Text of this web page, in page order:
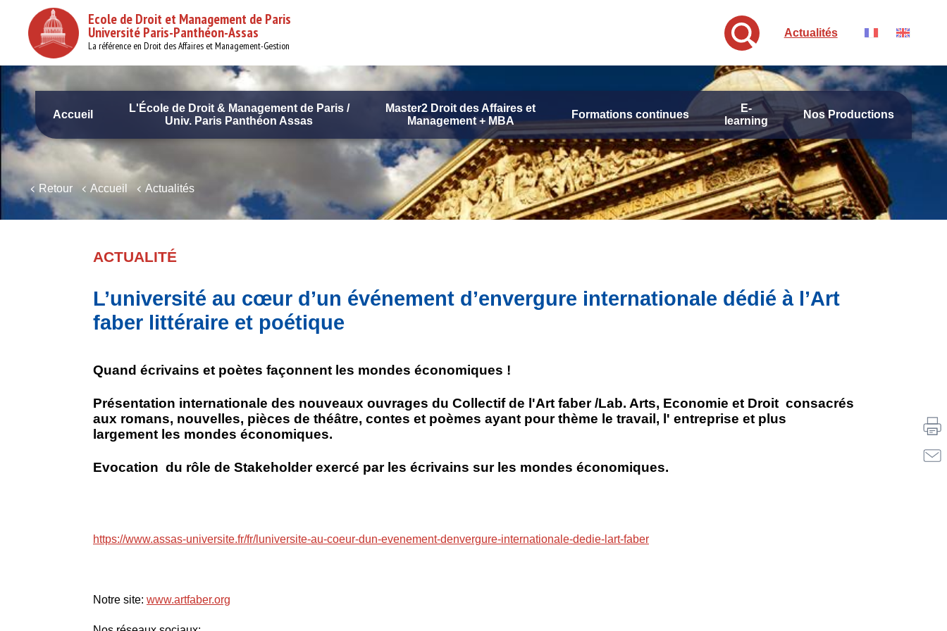
contenu
principal
Ecole de Droit et Management de Paris
Université Paris-Panthéon-Assas
La référence en Droit des Affaires et Management-Gestion
Actualités
Navigation
principale
Accueil
L'École de Droit & Management de Paris /
Univ. Paris Panthéon Assas
Master2 Droit des Affaires et
Management + MBA
Formations continues
E-
learning
Nos Productions
Retour Accueil Actualités
ACTUALITÉ
L’université au cœur d’un événement d’envergure internationale dédié à l’Art
faber littéraire et poétique
Quand écrivains et poètes façonnent les mondes économiques !
Présentation internationale des nouveaux ouvrages du Collectif de l'Art faber /Lab. Arts, Economie et Droit consacrés
aux romans, nouvelles, pièces de théâtre, contes et poèmes ayant pour thème le travail, l' entreprise et plus
largement les mondes économiques.
Evocation du rôle de Stakeholder exercé par les écrivains sur les mondes économiques.
https://www.assas-universite.fr/fr/luniversite-au-coeur-dun-evenement-denvergure-internationale-dedie-lart-faber
Notre site: www.artfaber.org